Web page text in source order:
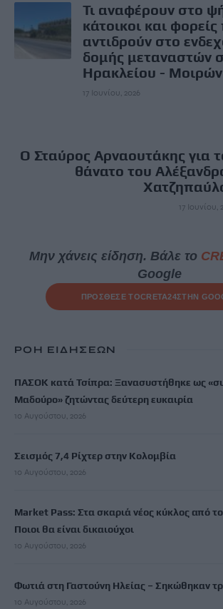
Τι αναφέρουν στο
κάτοικοι και
αντιδρούν στο
δομής μεταναστών
Ηρακλείου - Μοιρών
17 Ιουνίου, 2026
Ο Σταύρος Αρναουτάκης για
θάνατο του
17 Ιουνίου,
Μην χάνεις είδηση. Βάλε το
Google
ΠΡΟΣΘΕΣΕ ΤΟCRETA24ΣΤΗΝ
ΡΟΗ ΕΙΔΗΣΕΩΝ
ΠΑΣΟΚ κατά Τσίπρα: Ξανασυστήθηκε ως
Μαδούρο» ζητώντας δεύτερη ευκαιρία
10 Αυγούστου, 2026
Σεισμός 7,4 Ρίχτερ στην Κολομβία
10 Αυγούστου, 2026
Market Pass: Στα σκαριά νέος κύκλος από
Ποιοι θα είναι δικαιούχοι
10 Αυγούστου, 2026
Φωτιά στη Γαστούνη Ηλείας – Σηκώθηκαν
10 Αυγούστου, 2026